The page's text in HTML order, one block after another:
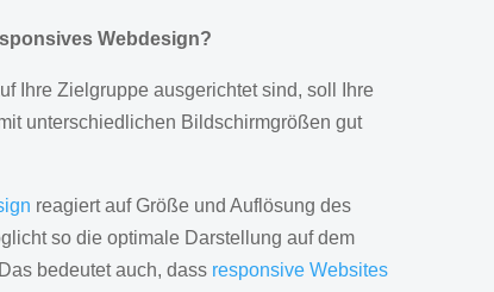
Webdesign?
Ihre Zielgruppe ausgerichtet sind, soll Ihre
unterschiedlichen Bildschirmgrößen gut
reagiert auf Größe und Auflösung des
so die optimale Darstellung auf dem
bedeutet auch, dass responsive Websites